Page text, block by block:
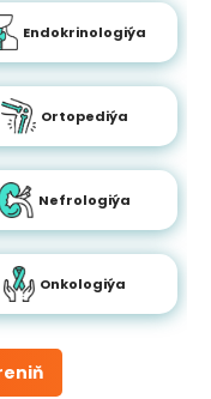
Endokrinologiýa
Ortopediýa
Nefrologiýa
Onkologiýa